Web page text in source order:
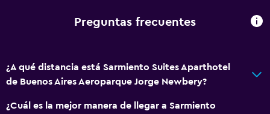
Preguntas frecuentes
¿A qué distancia está Sarmiento Suites Aparthotel
de Buenos Aires Aeroparque Jorge Newbery?
¿Cuál es la mejor manera de llegar a Sarmiento